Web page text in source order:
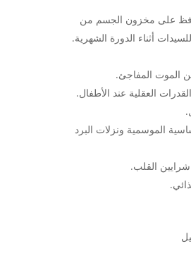
على مخزون الجسم من
أثناء الدورة الشهرية.
الموت المفاجئ.
العقلية عند الأطفال.
الموسمية ونزلات البرد
القلب.